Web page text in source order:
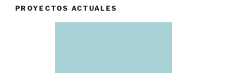
PROYECTOS ACTUALES